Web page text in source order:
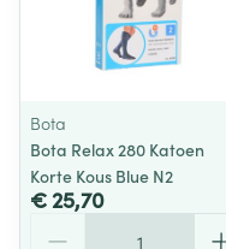
Bota
Bota Relax 280 Katoen
Korte Kous Blue N2
€ 25,70